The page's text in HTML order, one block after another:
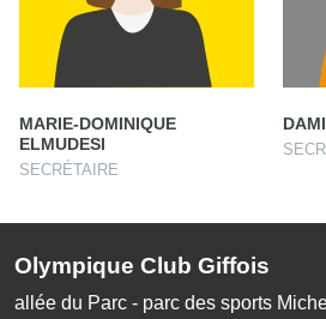
MARIE-DOMINIQUE
ELMUDESI
SECRÉTAIRE
Olympique Club Giffois
allée du Parc - parc des sports